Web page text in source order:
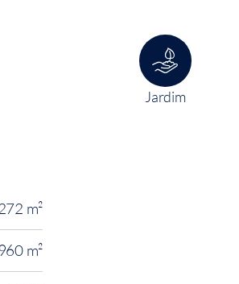
Jardim
m²
m²